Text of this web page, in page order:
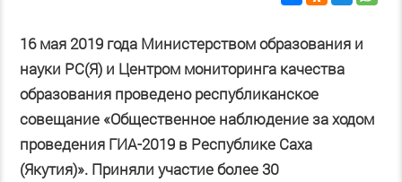
16 мая 2019 года Министерством образования и
науки РС(Я) и Центром мониторинга качества
образования проведено республиканское
совещание «Общественное наблюдение за ходом
проведения ГИА-2019 в Республике Саха
(Якутия)». Приняли участие более 30